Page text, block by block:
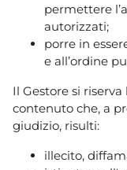
permettere
autorizzati;
porre in
e all’ordine
Il Gestore si
contenuto che, a
giudizio, risulti:
illecito,